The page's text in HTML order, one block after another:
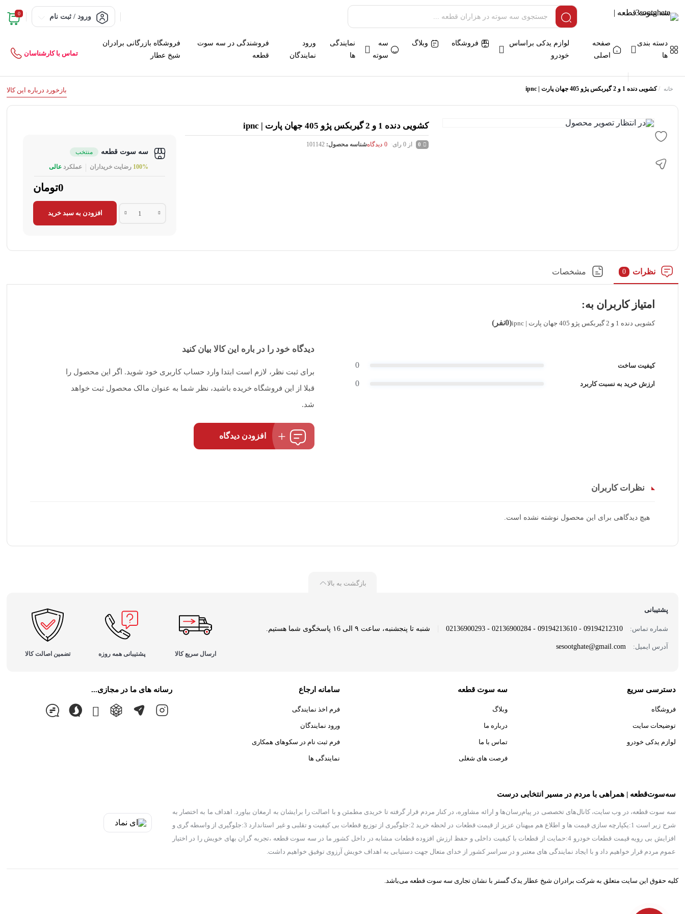
ورود / ثبت نام 0
دسته بندی
ها
صفحه
اصلی
لوازم یدکی براساس
خودرو
فروشگاه وبلاگ
سه
سوته
نمایندگی
ها
ورود
نمایندگان
فروشندگی در سه سوت
قطعه
فروشگاه بازرگانی برادران
شیخ عطار
تماس با کارشناسان
بازخورد درباره این کالا خانه /کشویی دنده 1 و 2 گیربکس پژو 405 جهان پارت | ipnc
کشویی دنده 1 و 2 گیربکس پژو 405 جهان پارت | ipnc
0 از 0 رای 0 دیدگاهشناسه محصول:101142
سه سوت قطعه منتخب
100% رضایت خریداران عملکرد عالی
0تومان
افزودن به سبد خرید
نظرات 0 مشخصات
امتیاز کاربران به:
کشویی دنده 1 و 2 گیربکس پژو 405 جهان پارت | ipnc (0نفر)
کیفیت ساخت 0
ارزش خرید به نسبت کاربرد 0
دیدگاه خود را در باره این کالا بیان کنید
برای ثبت نظر، لازم است ابتدا وارد حساب کاربری خود شوید. اگر این محصول را
قبلا از این فروشگاه خریده باشید، نظر شما به عنوان مالک محصول ثبت خواهد
شد.
افزودن دیدگاه
نظرات کاربران
هیچ دیدگاهی برای این محصول نوشته نشده است.
بازگشت به بالا
پشتیبانی
شماره تماس: 09194212310 - 09194213610 - 02136900284 - 02136900293 شنبه تا پنجشنبه، ساعت ۹ الی ۱6 پاسخگوی شما هستیم.
آدرس ایمیل: sesootghate@gmail.com
ارسال سریع کالا پشتیبانی همه روزه تضمین اصالت کالا
دسترسی سریع
فروشگاه
توضیحات سایت
لوازم یدکی خودرو
سه سوت قطعه
وبلاگ
درباره ما
تماس با ما
فرصت های شغلی
سامانه ارجاع
فرم اخذ نمایندگی
ورود نمایندگان
فرم ثبت نام در سکوهای همکاری
نمایندگی ها
رسانه های ما در مجازی...
سه‌سوت‌قطعه | همراهی با مردم در مسیر انتخابی درست
سه سوت قطعه، در وب سایت، کانال‌های تخصصی در پیام‌رسان‌ها و ارائه مشاوره، در کنار مردم قرار گرفته تا خریدی مطمئن و با اصالت را برایشان به ارمغان بیاورد. اهداف ما به اختصار به
شرح زیر است 1:یکپارچه سازی قیمت ها و اطلاع هم میهنان عزیز از قیمت قطعات در لحظه خرید 2:جلوگیری از توزیع قطعات بی کیفیت و تقلبی و غیر استاندارد 3:جلوگیری از واسطه گری و
افزایش بی رویه قیمت قطعات خودرو 4:حمایت از قطعات با کیفیت داخلی و حفظ ارزش افزوده قطعات مشابه در داخل کشور ما در سه سوت قطعه ،تجربه گران بهای خویش را در اختیار
عموم مردم قرار خواهیم داد و با ایجاد نمایندگی های معتبر و در سراسر کشور از خدای متعال جهت دستیابی به اهداف خویش آرزوی توفیق خواهیم داشت.
کلیه حقوق این سایت متعلق به شرکت برادران شیخ عطار یدک گستر با نشان تجاری سه سوت قطعه می‌باشد.